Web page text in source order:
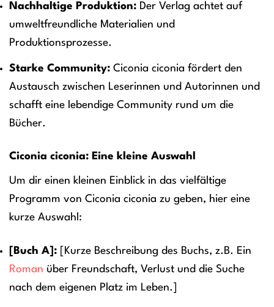
Nachhaltige Produktion: Der Verlag achtet auf
umweltfreundliche Materialien und
Produktionsprozesse.
Starke Community: Ciconia ciconia fördert den
Austausch zwischen Leserinnen und Autorinnen und
schafft eine lebendige Community rund um die
Bücher.
Ciconia ciconia: Eine kleine Auswahl
Um dir einen kleinen Einblick in das vielfältige
Programm von Ciconia ciconia zu geben, hier eine
kurze Auswahl:
[Buch A]: [Kurze Beschreibung des Buchs, z.B. Ein
Roman über Freundschaft, Verlust und die Suche
nach dem eigenen Platz im Leben.]